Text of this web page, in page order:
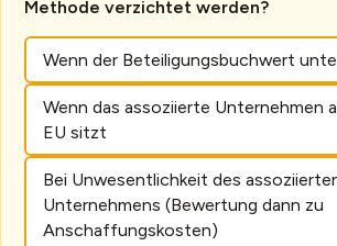
Methode verzichtet werden?
Wenn der Beteiligungsbuchwert
Wenn das assoziierte Unternehmen
EU sitzt
Bei Unwesentlichkeit des
Unternehmens (Bewertung dann zu
Anschaffungskosten)